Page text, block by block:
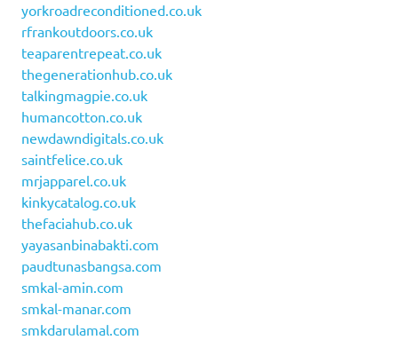
yorkroadreconditioned.co.uk
rfrankoutdoors.co.uk
teaparentrepeat.co.uk
thegenerationhub.co.uk
talkingmagpie.co.uk
humancotton.co.uk
newdawndigitals.co.uk
saintfelice.co.uk
mrjapparel.co.uk
kinkycatalog.co.uk
thefaciahub.co.uk
yayasanbinabakti.com
paudtunasbangsa.com
smkal-amin.com
smkal-manar.com
smkdarulamal.com